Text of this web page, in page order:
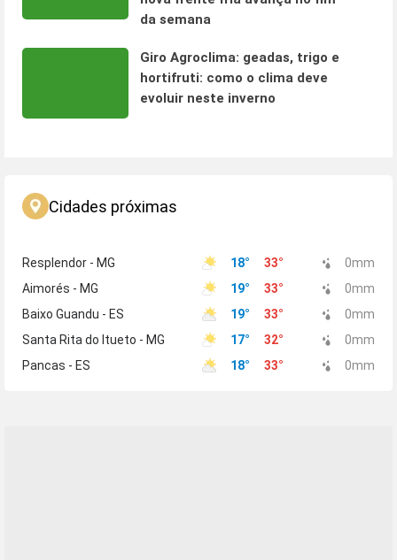
da semana
Giro Agroclima: geadas, trigo e
hortifruti: como o clima deve
evoluir neste inverno
Cidades próximas
Resplendor - MG 18° 33° 0mm
Aimorés - MG
19° 33° 0mm
Baixo Guandu - ES
19° 33° 0mm
Santa Rita do Itueto - MG
17° 32° 0mm
Pancas - ES
18° 33° 0mm